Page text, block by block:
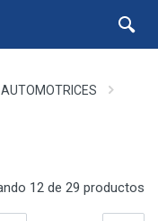
12 de 29 productos